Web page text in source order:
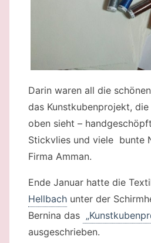
Darin waren all die
das Kunstkubenprojekt,
oben sieht –
Stickvlies und viele bunte
Firma Amman.
Ende Januar hatte die
Hellbach unter der
Bernina das
ausgeschrieben.